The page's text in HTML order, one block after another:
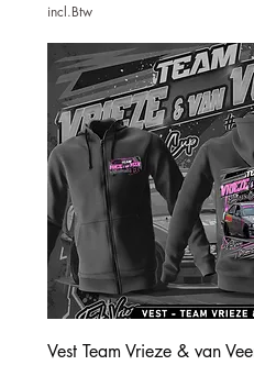
incl.Btw
Vest Team Vrieze & van